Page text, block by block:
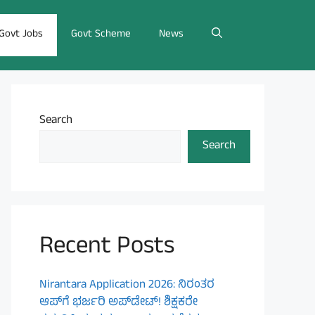
Jobs Govt Scheme News
Search
Search
Recent Posts
Nirantara Application 2026: ನಿರಂತರ
ಆಪ್‌ಗೆ ಭರ್ಜರಿ ಅಪ್‌ಡೇಟ್! ಶಿಕ್ಷಕರೇ